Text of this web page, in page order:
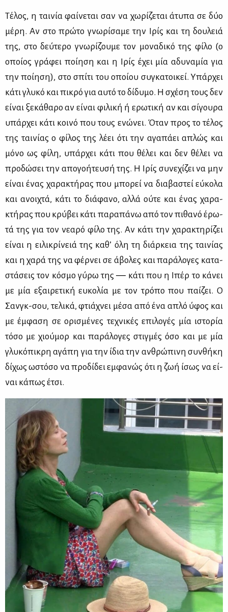
Τέ­λος, η ται­νία φαί­νε­ται σαν να χω­ρί­ζε­ται άτυ­πα σε δύο
μέ­ρη. Αν στο πρώ­το γνω­ρί­σα­με την Ιρίς και τη δου­λειά
της, στο δεύ­τε­ρο γνω­ρί­ζου­με τον μο­να­δι­κό της φί­λο (ο
οποί­ος γρά­φει ποί­η­ση και η Ιρίς έχει μία αδυ­να­μία για
την ποί­η­ση), στο σπί­τι του οποί­ου συ­γκα­τοι­κεί. Υπάρ­χει
κά­τι γλυ­κό και πι­κρό για αυ­τό το δί­δυ­μο. Η σχέ­ση τους δεν
εί­ναι ξε­κά­θα­ρο αν εί­ναι φι­λι­κή ή ερω­τι­κή αν και σί­γου­ρα
υπάρ­χει κά­τι κοι­νό που τους ενώ­νει. Όταν προς το τέ­λος
της ται­νί­ας ο φί­λος της λέ­ει ότι την αγα­πά­ει απλώς και
μό­νο ως φί­λη, υπάρ­χει κά­τι που θέ­λει και δεν θέ­λει να
προ­δώ­σει την απο­γο­ή­τευ­σή της. Η Ιρίς συ­νε­χί­ζει να μην
εί­ναι ένας χα­ρα­κτή­ρας που μπο­ρεί να δια­βα­στεί εύ­κο­λα
και ανοι­χτά, κά­τι το διά­φα­νο, αλ­λά ού­τε και ένας χα­ρα­
κτή­ρας που κρύ­βει κά­τι πα­ρα­πά­νω από τον πι­θα­νό έρω­
τά της για τον νε­α­ρό φί­λο της. Αν κά­τι την χα­ρα­κτη­ρί­ζει
εί­ναι η ει­λι­κρί­νειά της κα­θ’ όλη τη διάρ­κεια της ται­νί­ας
και η χα­ρά της να φέρ­νει σε άβο­λες και πα­ρά­λο­γες κα­τα­
στά­σεις τον κό­σμο γύ­ρω της ― κά­τι που η Ιπέρ το κά­νει
με μία εξαι­ρε­τι­κή ευ­κο­λία με τον τρό­πο που παί­ζει. Ο
Σανγκ-σου, τε­λι­κά, φτιά­χνει μέ­σα από ένα απλό ύφος και
με έμ­φα­ση σε ορι­σμέ­νες τε­χνι­κές επι­λο­γές μία ιστο­ρία
τό­σο με χιού­μορ και πα­ρά­λο­γες στιγ­μές όσο και με μία
γλυ­κό­πι­κρη αγά­πη για την ίδια την αν­θρώ­πι­νη συν­θή­κη
δί­χως ωστό­σο να προ­δί­δει εμ­φα­νώς ότι η ζωή ίσως να εί­
ναι κά­πως έτσι.